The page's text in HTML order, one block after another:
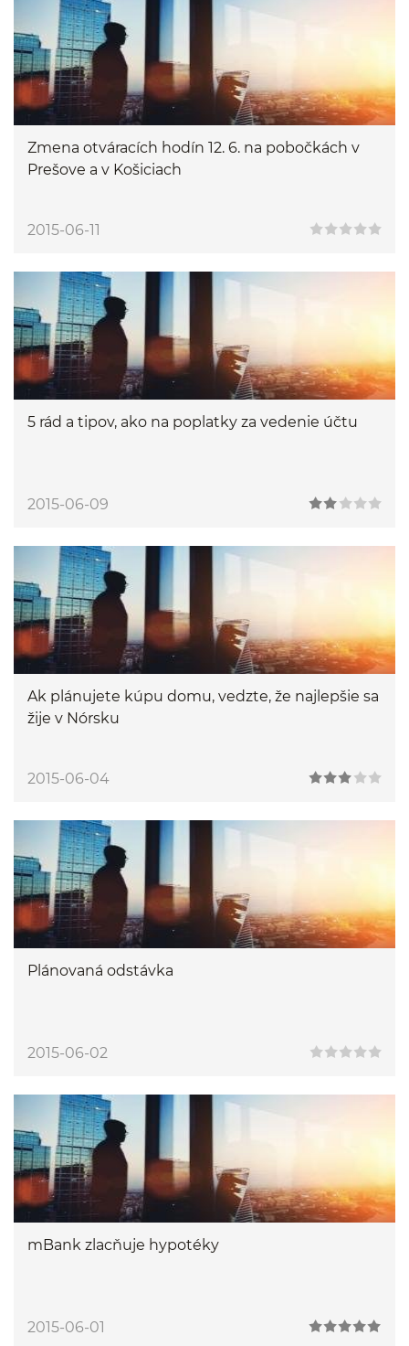
Zmena otváracích hodín 12. 6. na pobočkách v
Prešove a v Košiciach
2015-06-11
5 rád a tipov, ako na poplatky za vedenie účtu
2015-06-09
Ak plánujete kúpu domu, vedzte, že najlepšie sa
žije v Nórsku
2015-06-04
Plánovaná odstávka
2015-06-02
mBank zlacňuje hypotéky
2015-06-01